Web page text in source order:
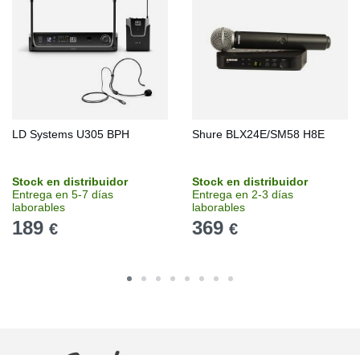
LD Systems U305 BPH
Stock en distribuidor
Entrega en 5-7 días
laborables
189 €
Shure BLX24E/SM58 H8E
Stock en distribuidor
Entrega en 2-3 días
laborables
369 €